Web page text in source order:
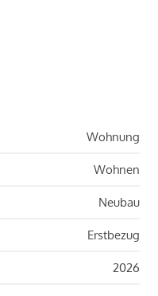
Wohnung
Wohnen
Neubau
Erstbezug
2026